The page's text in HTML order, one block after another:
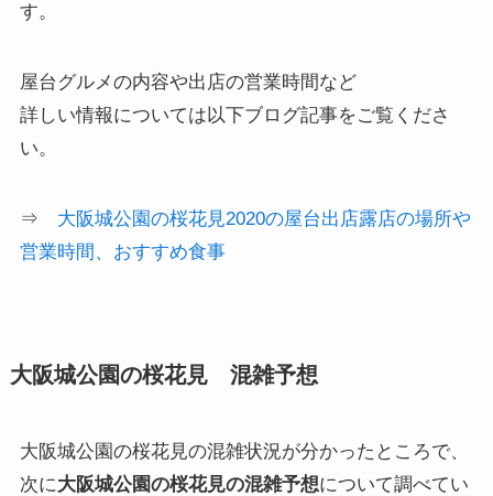
す。
屋台グルメの内容や出店の営業時間など
詳しい情報については以下ブログ記事をご覧くださ
い。
⇒ 大阪城公園の桜花見2020の屋台出店露店の場所や
営業時間、おすすめ食事
大阪城公園の桜花見 混雑予想
大阪城公園の桜花見の混雑状況が分かったところで、
次に大阪城公園の桜花見の混雑予想について調べてい